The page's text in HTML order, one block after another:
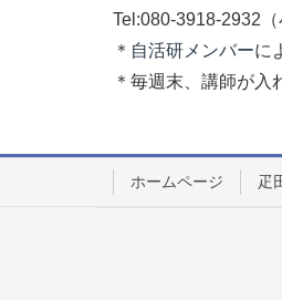
Tel:080-3918-2932
＊ 自活研メンバーに
＊毎週末、講師が
ホームページ 疋